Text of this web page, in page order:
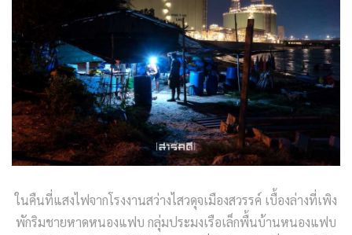
ในคืนที่แสงไฟจากโรงงานสว่างไสวดุจเมืองสวรรค์ เบื้องล่างที่เพิง
พักริมชายหาดหนองแฟบ กลุ่มประมงเรือเล็กพื้นบ้านหนองแฟบ